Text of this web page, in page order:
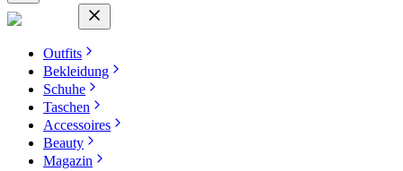
Outfits
Bekleidung
Schuhe
Taschen
Accessoires
Beauty
Magazin